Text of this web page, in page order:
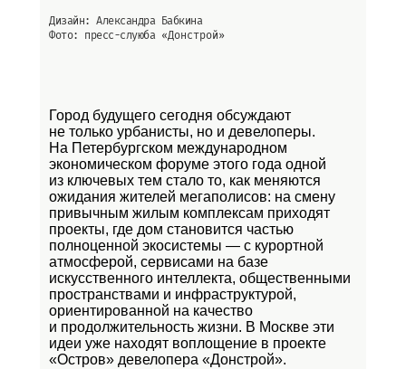
Дизайн: Александра Бабкина
Фото: пресс-слуюба «Донстрой»
Город будущего сегодня обсуждают
не только урбанисты, но и девелоперы.
На Петербургском международном
экономическом форуме этого года одной
из ключевых тем стало то, как меняются
ожидания жителей мегаполисов: на смену
привычным жилым комплексам приходят
проекты, где дом становится частью
полноценной экосистемы — с курортной
атмосферой, сервисами на базе
искусственного интеллекта, общественными
пространствами и инфраструктурой,
ориентированной на качество
и продолжительность жизни. В Москве эти
идеи уже находят воплощение в проекте
«Остров» девелопера «Донстрой».